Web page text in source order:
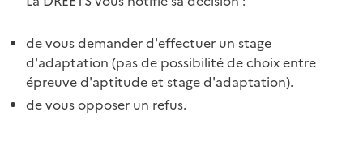
de vous demander d'effectuer un stage
d'adaptation (pas de possibilité de choix entre
épreuve d'aptitude et stage d'adaptation).
de vous opposer un refus.